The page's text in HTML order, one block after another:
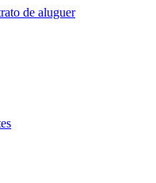
de aluguer